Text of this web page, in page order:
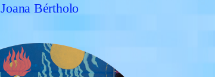
Joana Bértholo